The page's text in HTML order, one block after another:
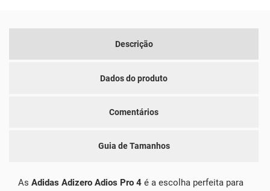
Descrição
Dados do produto
Comentários
Guia de Tamanhos
As Adidas Adizero Adios Pro 4 é a escolha perfeita para